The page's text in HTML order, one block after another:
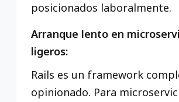
posicionados laboralmente.
Arranque lento en
ligeros:
Rails es un framework
opinionado. Para